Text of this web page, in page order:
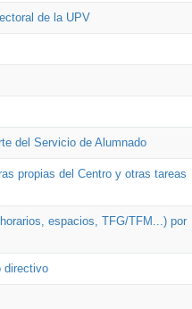
de la UPV
del Servicio de Alumnado
propias del Centro y otras tareas
espacios, TFG/TFM...) por
directivo